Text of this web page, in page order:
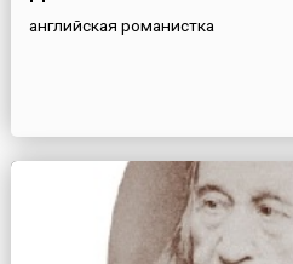
английская романистка